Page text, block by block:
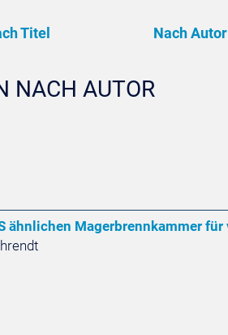
Titel Nach Autor
NACH AUTOR
ähnlichen Magerbrennkammer